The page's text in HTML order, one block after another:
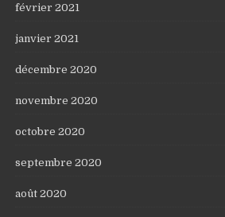
février 2021
janvier 2021
décembre 2020
novembre 2020
octobre 2020
septembre 2020
août 2020